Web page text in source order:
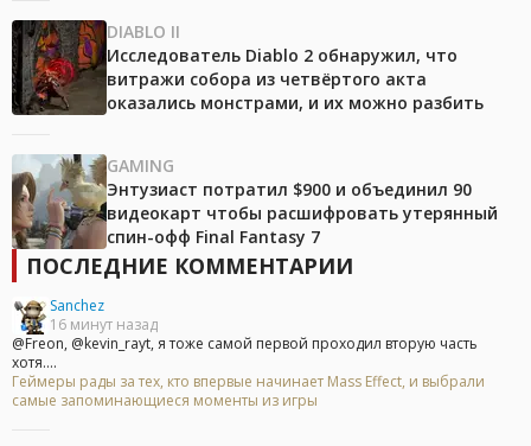
DIABLO II
Исследователь Diablo 2 обнаружил, что
витражи собора из четвёртого акта
оказались монстрами, и их можно разбить
GAMING
Энтузиаст потратил $900 и объединил 90
видеокарт чтобы расшифровать утерянный
спин-офф Final Fantasy 7
ПОСЛЕДНИЕ КОММЕНТАРИИ
Sanchez
16 минут назад
@Freon, @kevin_rayt, я тоже самой первой проходил вторую часть
хотя....
Геймеры рады за тех, кто впервые начинает Mass Effect, и выбрали
самые запоминающиеся моменты из игры